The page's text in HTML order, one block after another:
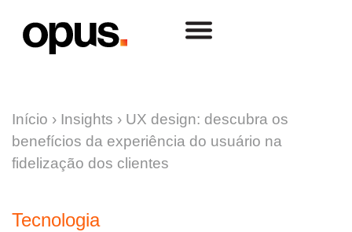
Início › Insights › UX design: descubra os
benefícios da experiência do usuário na
fidelização dos clientes
Tecnologia